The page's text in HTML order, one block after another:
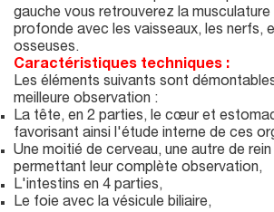
gauche vous retrouverez la
profonde avec les vaisseaux, les nerfs,
osseuses.
Caractéristiques techniques :
Les éléments suivants sont
meilleure observation :
La tête, en 2 parties, le cœur et
favorisant ainsi l'étude interne de ces
Une moitié de cerveau, une autre de
permettant leur complète observation,
L'intestins en 4 parties,
Le foie avec la vésicule biliaire,